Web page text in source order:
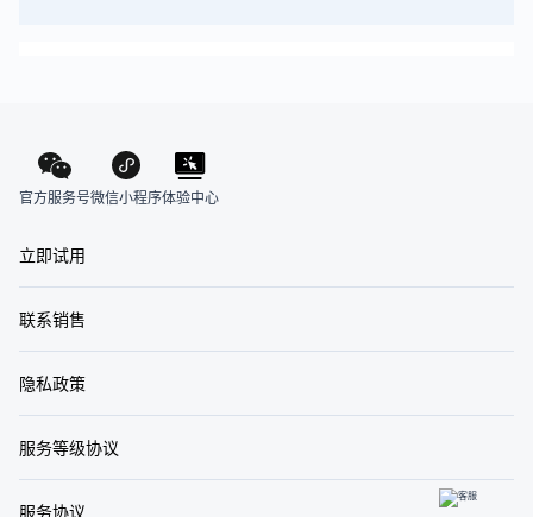
官方服务号微信小程序体验中心
立即试用
联系销售
隐私政策
服务等级协议
服务协议